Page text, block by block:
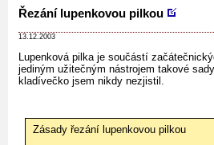
Řezání lupenkovou pilkou
13.12.2003
Lupenková pilka je součástí
jediným užitečným nástrojem takové
kladívečko jsem nikdy nezjistil.
Zásady řezání lupenkovou pilkou